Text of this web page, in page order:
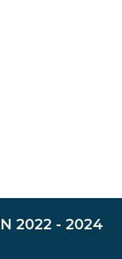
2022 - 2024